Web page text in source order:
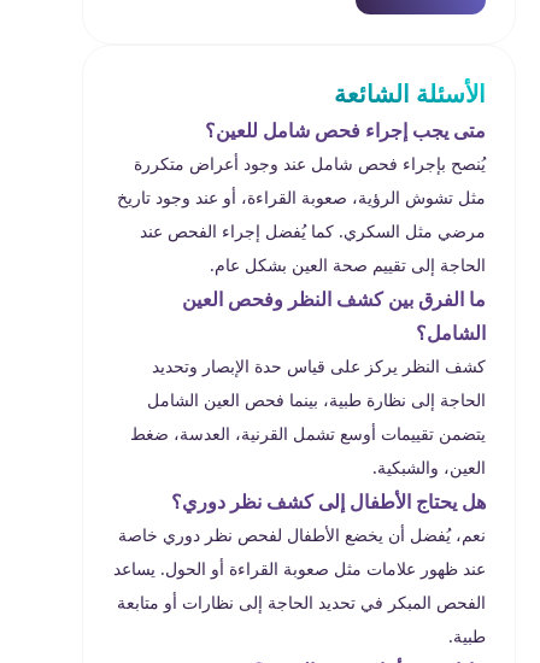
الأسئلة الشائعة
متى يجب إجراء فحص شامل للعين؟
يُنصح بإجراء فحص شامل عند وجود أعراض متكررة
مثل تشوش الرؤية، صعوبة القراءة، أو عند وجود تاريخ
مرضي مثل السكري. كما يُفضل إجراء الفحص عند
الحاجة إلى تقييم صحة العين بشكل عام.
ما الفرق بين كشف النظر وفحص العين
الشامل؟
كشف النظر يركز على قياس حدة الإبصار وتحديد
الحاجة إلى نظارة طبية، بينما فحص العين الشامل
يتضمن تقييمات أوسع تشمل القرنية، العدسة، ضغط
العين، والشبكية.
هل يحتاج الأطفال إلى كشف نظر دوري؟
نعم، يُفضل أن يخضع الأطفال لفحص نظر دوري خاصة
عند ظهور علامات مثل صعوبة القراءة أو الحول. يساعد
الفحص المبكر في تحديد الحاجة إلى نظارات أو متابعة
طبية.